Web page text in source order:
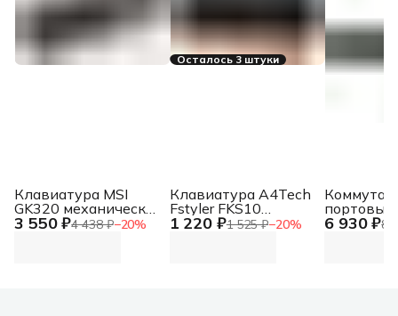
3 550 ₽4 438 ₽−20%
Клавиатура MSI
GK320 механическая
черный USB
Осталось 3 штуки
1 220 ₽1 525 ₽−20%
Клавиатура A4Tech
Fstyler FKS10
проводная, USB,
6 930 ₽8
портовый